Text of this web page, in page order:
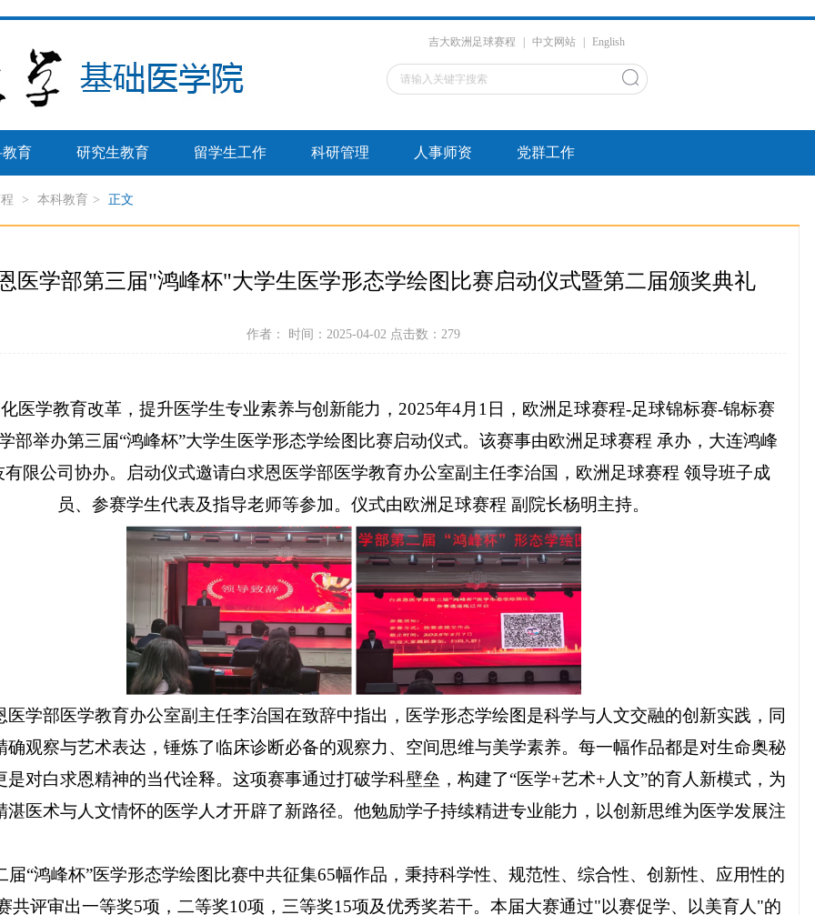
吉大欧洲足球赛程 中文网站 English
育 研究生教育 留学生工作 科研管理 人事师资 党群工作
> 本科教育 > 正文
医学部第三届"鸿峰杯"大学生医学形态学绘图比赛启动仪式暨第二届颁奖典礼
作者： 时间：2025-04-02 点击数： 279
医学教育改革，提升医学生专业素养与创新能力， 2025年4月 1 日，欧洲足球赛程-足球锦标赛-锦标赛
部举办第三届“鸿峰杯”大学生医学形态学绘图比赛启动仪式。该赛事由欧洲足球赛程 承办，大连鸿峰
有限公司协办。启动仪式邀请白求恩医学部医学教育办公室副主任李治国，欧洲足球赛程 领导班子成
员、参赛学生代表及指导老师等参加。仪式由欧洲足球赛程 副院长杨明主持。
医学部医学教育办公室副主任李治国在致辞中指出，医学形态学绘图是科学与人文交融的创新实践，同
确观察与艺术表达，锤炼了临床诊断必备的观察力、空间思维与美学素养。每一幅作品都是对生命奥秘
是对白求恩精神的当代诠释。这项赛事通过打破学科壁垒，构建了“医学+艺术+人文”的育人新模式，为
湛医术与人文情怀的医学人才开辟了新路径。他勉励学子持续精进专业能力，以创新思维为医学发展注
届“鸿峰杯”医学形态学绘图比赛中共征集65幅作品，秉持科学性、规范性、综合性、创新性、应用性的
共评审出一等奖5项，二等奖10项，三等奖15项及优秀奖若干。本届大赛通过"以赛促学、以美育人"的